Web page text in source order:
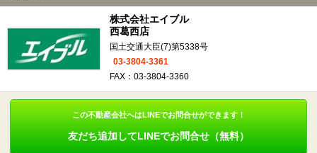
株式会社エイブル
西葛西店
国土交通大臣(7)第5338号
03-3804-3361
FAX：03-3804-3360
この不動産会社へはLINEでお問合せができます！
友だち追加してLINEでお問合せ（無料）